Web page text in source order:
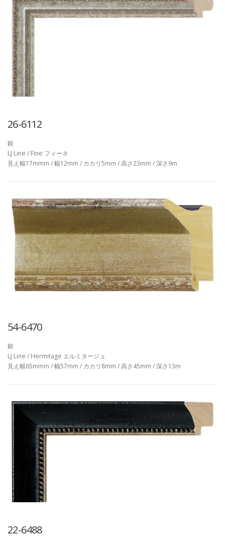
26-6112
銀
LJ Line / Fine フィーネ
見え幅17mmm / 幅12mm / カカリ5mm / 高さ23mm / 深さ9m
54-6470
銀
LJ Line / Hermitage エルミタージュ
見え幅65mmm / 幅57mm / カカリ8mm / 高さ45mm / 深さ13m
22-6488